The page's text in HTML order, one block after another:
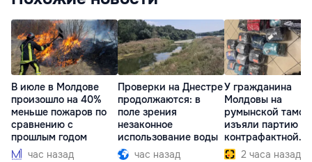
В июле в Молдове
произошло на 40%
меньше пожаров по
сравнению с
прошлым годом
час назад
Проверки на Днестре
продолжаются: в
поле зрения
незаконное
использование воды
час назад
У гражданина
Молдовы на
румынской
изъяли партию
контрафактной
одежды
2 часа назад